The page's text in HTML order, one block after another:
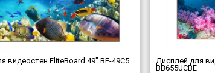
видеостен EliteBoard 49" BE-49C5
Дисплей для
BB655UCBE